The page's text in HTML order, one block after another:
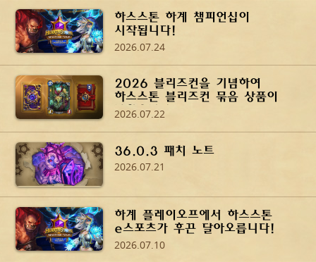
하스스톤 하계 챔피언십이
시작됩니다!
2026.07.24
2026 블리즈컨을 기념하여
하스스톤 블리즈컨 묶음 상품이
나왔습니다!
2026.07.22
36.0.3 패치 노트
2026.07.21
하계 플레이오프에서 하스스톤
e스포츠가 후끈 달아오릅니다!
2026.07.10